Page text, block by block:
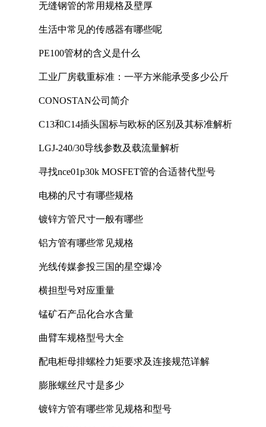
无缝钢管的常用规格及壁厚
生活中常见的传感器有哪些呢
PE100管材的含义是什么
工业厂房载重标准：一平方米能承受多少公斤
CONOSTAN公司简介
C13和C14插头国标与欧标的区别及其标准解析
LGJ-240/30导线参数及载流量解析
寻找nce01p30k MOSFET管的合适替代型号
电梯的尺寸有哪些规格
镀锌方管尺寸一般有哪些
铝方管有哪些常见规格
光线传媒参投三国的星空爆冷
横担型号对应重量
锰矿石产品化合水含量
曲臂车规格型号大全
配电柜母排螺栓力矩要求及连接规范详解
膨胀螺丝尺寸是多少
镀锌方管有哪些常见规格和型号